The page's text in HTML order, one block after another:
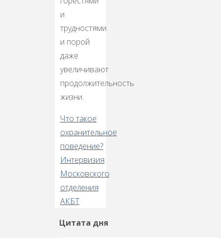
и
трудностями
и порой
даже
увеличивают
продолжительность
жизни.
Что такое
охранительное
поведение?
Интервизия
Московского
отделения
АКБТ
Цитата дня